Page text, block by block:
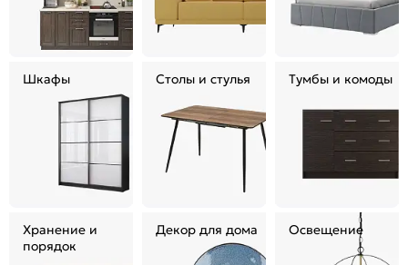
Шкафы Столы и стулья Тумбы и комоды
Хранение и
порядок
Декор для дома Освещение